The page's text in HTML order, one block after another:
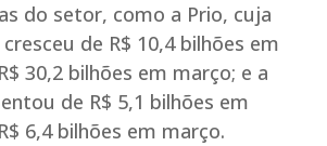
do setor, como a Prio, cuja
de R$ 10,4 bilhões em
30,2 bilhões em março; e a
de R$ 5,1 bilhões em
6,4 bilhões em março.